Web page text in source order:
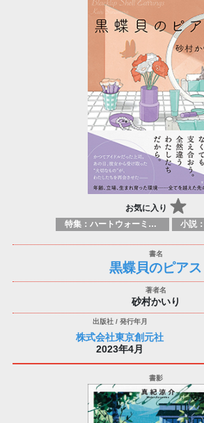
お気に入り
特集：ハートウォーミング 小説
黒蝶貝のピアス
砂村かいり
株式会社東京創元社
2023年4月